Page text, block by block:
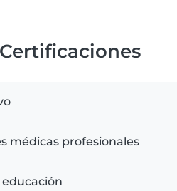
médicas profesionales
educación